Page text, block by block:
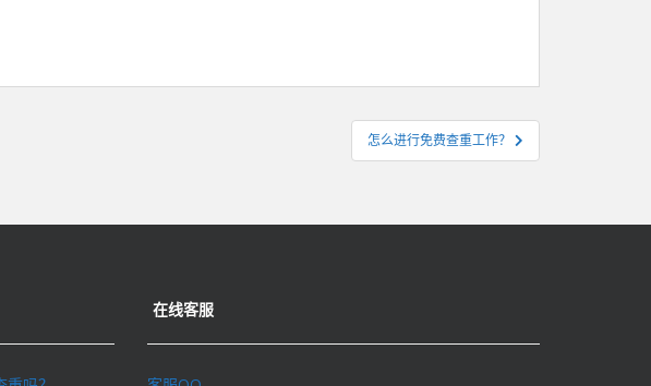
怎么进行免费查重工作？
在线客服